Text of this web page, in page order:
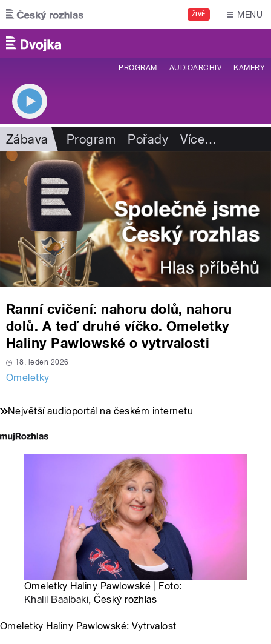
Přejít k hlavnímu obsahu
ŽIVĚ MENU
PROGRAM AUDIOARCHIV KAMERY
Zábava Program Pořady Více…
Ranní cvičení: nahoru dolů, nahoru
dolů. A teď druhé víčko. Omeletky
Haliny Pawlowské o vytrvalosti
18. leden 2026
Omeletky
Největší audioportál na českém internetu
Omeletky Haliny Pawlowské | Foto:
Khalil Baalbaki, Český rozhlas
Omeletky Haliny Pawlowské: Vytrvalost